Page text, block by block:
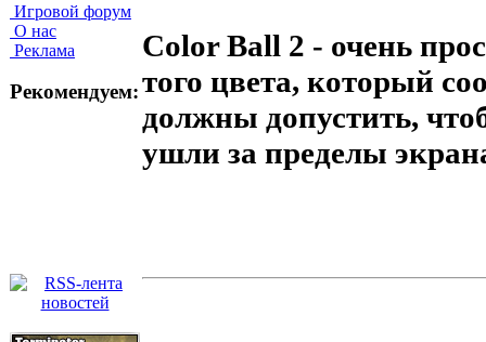
Игровой форум
О нас
Реклама
Рекомендуем:
Color Ball 2 - очень
того цвета, который
должны допустить,
ушли за пределы